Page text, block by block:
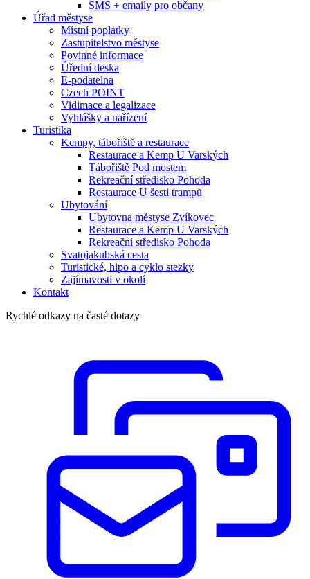
SMS + emaily pro občany
Úřad městyse
Místní poplatky
Zastupitelstvo městyse
Povinné informace
Úřední deska
E-podatelna
Czech POINT
Vidimace a legalizace
Vyhlášky a nařízení
Turistika
Kempy, tábořiště a restaurace
Restaurace a Kemp U Varských
Tábořiště Pod mostem
Rekreační středisko Pohoda
Restaurace U šesti trampů
Ubytování
Ubytovna městyse Zvíkovec
Restaurace a Kemp U Varských
Rekreační středisko Pohoda
Svatojakubská cesta
Turistické, hipo a cyklo stezky
Zajímavosti v okolí
Kontakt
Rychlé odkazy na časté dotazy